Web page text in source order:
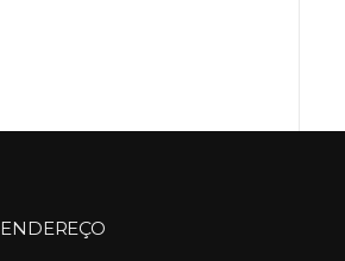
ENDEREÇO